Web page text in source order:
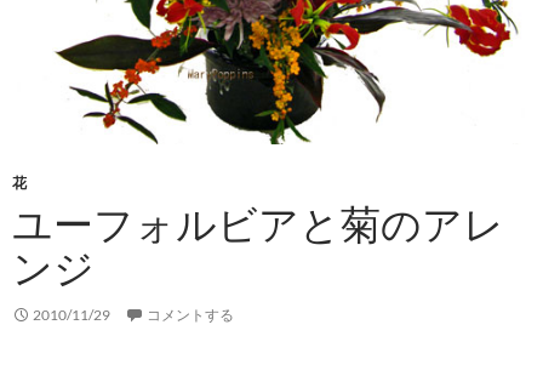
花
ユーフォルビアと菊のアレ
ンジ
2010/11/29 コメントする